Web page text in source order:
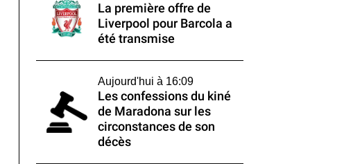
La première offre de
Liverpool pour Barcola a
été transmise
Aujourd'hui à 16:09
Les confessions du kiné
de Maradona sur les
circonstances de son
décès